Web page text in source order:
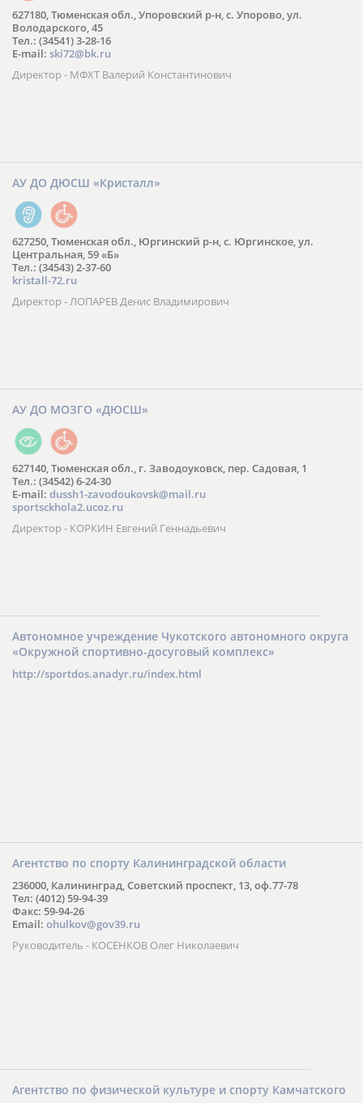
627180, Тюменская обл., Упоровский р-н, с. Упорово, ул.
Володарского, 45
Тел.: (34541) 3-28-16
E-mail: ski72@bk.ru
Директор - МФХТ Валерий Константинович
АУ ДО ДЮСШ «Кристалл»
627250, Тюменская обл., Юргинский р-н, с. Юргинское, ул.
Центральная, 59 «Б»
Тел.: (34543) 2-37-60
kristall-72.ru
Директор - ЛОПАРЕВ Денис Владимирович
АУ ДО МОЗГО «ДЮСШ»
627140, Тюменская обл., г. Заводоуковск, пер. Садовая, 1
Тел.: (34542) 6-24-30
​E-mail: dussh1-zavodoukovsk@mail.ru
sportsckhola2.ucoz.ru
Директор - КОРКИН Евгений Геннадьевич
Автономное учреждение Чукотского автономного округа
«Окружной спортивно-досуговый комплекс»
http://sportdos.anadyr.ru/index.html
Агентство по спорту Калининградской области
236000, Калининград, Советский проспект, 13, оф.77-78
Тел: (4012) 59-94-39
Факс: 59-94-26
Email: ohulkov@gov39.ru
Руководитель - КОСЕНКОВ Олег Николаевич
Агентство по физической культуре и спорту Камчатского